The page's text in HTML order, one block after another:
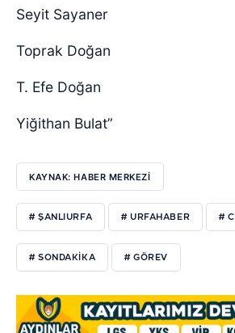
Seyit Sayaner
Toprak Doğan
T. Efe Doğan
Yiğithan Bulat”
KAYNAK: HABER MERKEZI
# ŞANLIURFA # URFAHABER #
# SONDAKIKA # GÖREV